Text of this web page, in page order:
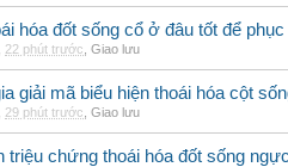
hóa đốt sống cổ ở đâu tốt để
22 phút trước Giao lưu
giải mã biểu hiện thoái hóa cột
29 phút trước Giao lưu
triệu chứng thoái hóa đốt sống